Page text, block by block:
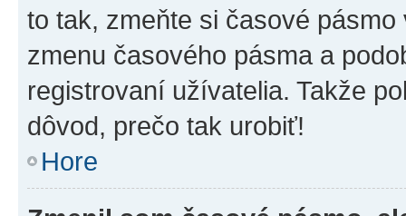
to tak, zmeňte si časové
zmenu časového pásma a
registrovaní užívatelia. Takže
dôvod, prečo tak urobiť!
Hore